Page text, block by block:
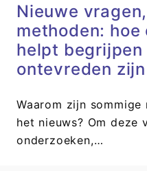
Nieuwe
methoden:
helpt begrijpen
ontevreden
Waarom zijn
het nieuws? Om deze
onderzoeken,…